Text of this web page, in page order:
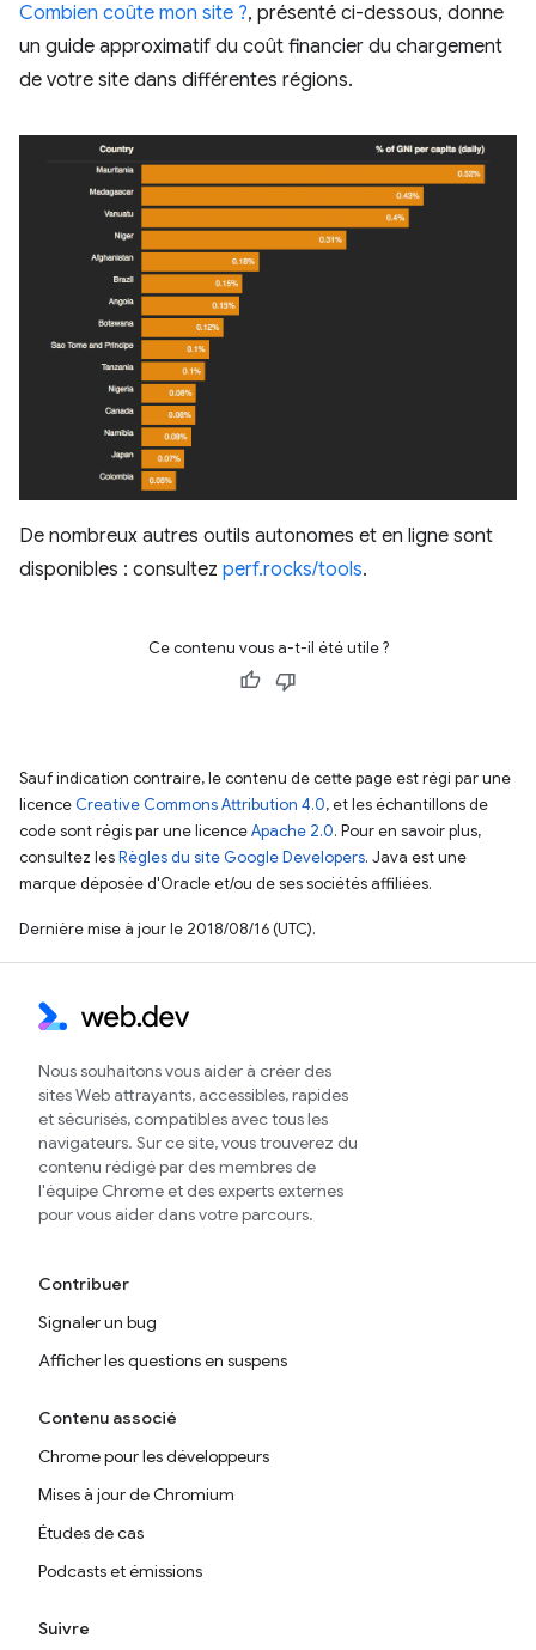
Combien coûte mon site ?, présenté ci-dessous, donne
un guide approximatif du coût financier du chargement
de votre site dans différentes régions.
De nombreux autres outils autonomes et en ligne sont
disponibles : consultez perf.rocks/tools.
Ce contenu vous a-t-il été utile ?
Sauf indication contraire, le contenu de cette page est régi par une
licence Creative Commons Attribution 4.0, et les échantillons de
code sont régis par une licenceApache 2.0. Pour en savoir plus,
consultez lesRègles du site Google Developers. Java est une
marque déposée d'Oracle et/ou de ses sociétés affiliées.
Dernière mise à jour le 2018/08/16 (UTC).
Nous souhaitons vous aider à créer des
sites Web attrayants, accessibles, rapides
et sécurisés, compatibles avec tous les
navigateurs. Sur ce site, vous trouverez du
contenu rédigé par des membres de
l'équipe Chrome et des experts externes
pour vous aider dans votre parcours.
Contribuer
Signaler un bug
Afficher les questions en suspens
Contenu associé
Chrome pour les développeurs
Mises à jour de Chromium
Études de cas
Podcasts et émissions
Suivre